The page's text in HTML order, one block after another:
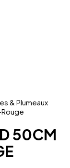
& Plumeaux
50CM